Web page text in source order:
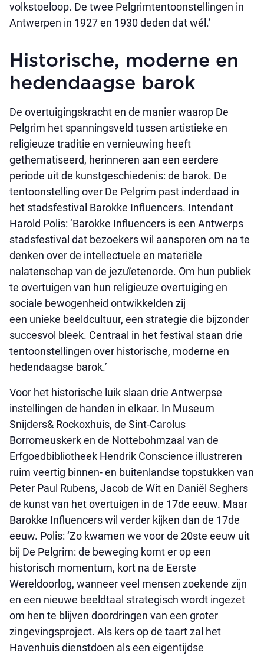
volkstoeloop. De twee Pelgrimtentoonstellingen in
Antwerpen in 1927 en 1930 deden dat wél.’
Historische, moderne en
hedendaagse barok
De overtuigingskracht en de manier waarop De
Pelgrim het spanningsveld tussen artistieke en
religieuze traditie en vernieuwing heeft
gethematiseerd, herinneren aan een eerdere
periode uit de kunstgeschiedenis: de barok. De
tentoonstelling over De Pelgrim past inderdaad in
het stadsfestival Barokke Influencers. Intendant
Harold Polis: ‘Barokke Influencers is een Antwerps
stadsfestival dat bezoekers wil aansporen om na te
denken over de intellectuele en materiële
nalatenschap van de jezuïetenorde. Om hun publiek
te overtuigen van hun religieuze overtuiging en
sociale bewogenheid ontwikkelden zij
een unieke beeldcultuur, een strategie die bijzonder
succesvol bleek. Centraal in het festival staan drie
tentoonstellingen over historische, moderne en
hedendaagse barok.’
Voor het historische luik slaan drie Antwerpse
instellingen de handen in elkaar. In Museum
Snijders& Rockoxhuis, de Sint-Carolus
Borromeuskerk en de Nottebohmzaal van de
Erfgoedbibliotheek Hendrik Conscience illustreren
ruim veertig binnen- en buitenlandse topstukken van
Peter Paul Rubens, Jacob de Wit en Daniël Seghers
de kunst van het overtuigen in de 17de eeuw. Maar
Barokke Influencers wil verder kijken dan de 17de
eeuw. Polis: ‘Zo kwamen we voor de 20ste eeuw uit
bij De Pelgrim: de beweging komt er op een
historisch momentum, kort na de Eerste
Wereldoorlog, wanneer veel mensen zoekende zijn
en een nieuwe beeldtaal strategisch wordt ingezet
om hen te blijven doordringen van een groter
zingevingsproject. Als kers op de taart zal het
Havenhuis dienstdoen als een eigentijdse